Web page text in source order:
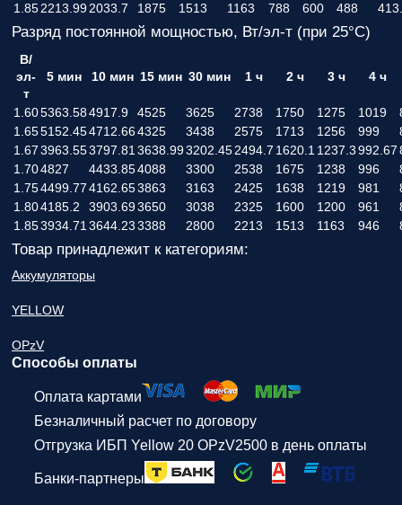
1.852213.992033.7 1875 1513 1163 788 600 488
Разряд постоянной мощностью, Вт/эл-т (при 25°С)
В/
эл-
т
5 мин 10 мин 15 мин 30 мин 1 ч 2 ч 3 ч 4 ч
1.605363.584917.9 4525 3625 2738 1750 1275 1019
1.655152.454712.664325 3438 2575 1713 1256 999
1.673963.553797.81 3638.993202.452494.7 1620.1 1237.3992.67
1.704827 4433.854088 3300 2538 1675 1238 996
1.754499.774162.653863 3163 2425 1638 1219 981
1.804185.2 3903.693650 3038 2325 1600 1200 961
1.853934.71 3644.233388 2800 2213 1513 1163 946
Товар принадлежит к категориям:
Аккумуляторы
YELLOW
OPzV
Способы оплаты
Оплата картами
Безналичный расчет по договору
Отгрузка ИБП Yellow 20 OPzV2500 в день оплаты
Банки-партнеры